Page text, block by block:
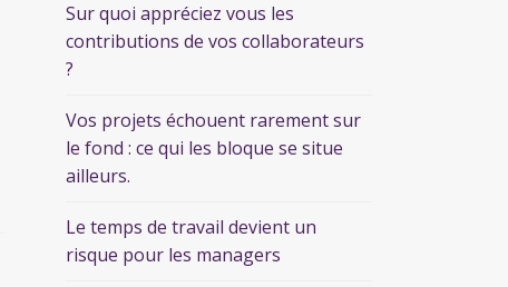
Sur quoi appréciez vous les
contributions de vos collaborateurs
?
Vos projets échouent rarement sur
le fond : ce qui les bloque se situe
ailleurs.
Le temps de travail devient un
risque pour les managers